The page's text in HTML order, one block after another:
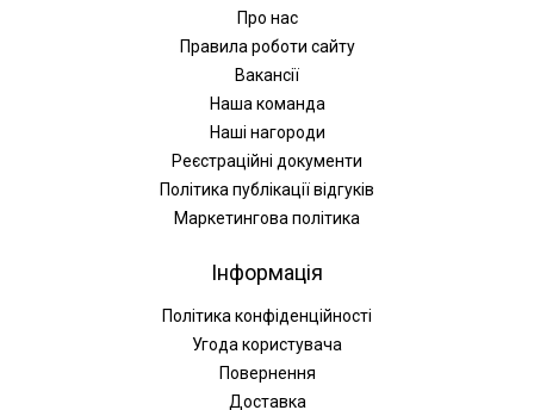
Про нас
Правила роботи сайту
Вакансії
Наша команда
Наші нагороди
Реєстраційні документи
Політика публікації відгуків
Маркетингова політика
Інформація
Політика конфіденційності
Угода користувача
Повернення
Доставка